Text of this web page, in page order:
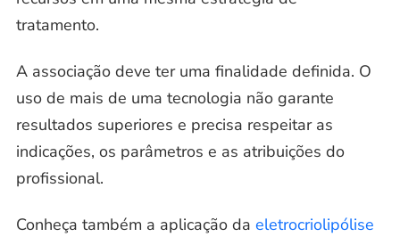
tratamento.
A associação deve ter uma finalidade definida. O
uso de mais de uma tecnologia não garante
resultados superiores e precisa respeitar as
indicações, os parâmetros e as atribuições do
profissional.
Conheça também a aplicação da eletrocriolipólise